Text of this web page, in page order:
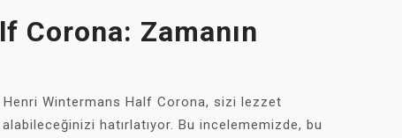
Corona: Zamanın
Wintermans Half Corona, sizi lezzet
hatırlatıyor. Bu incelememizde, bu